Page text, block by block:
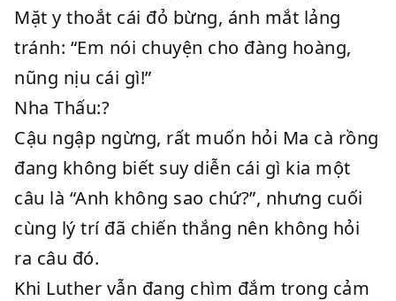
Mặt y thoắt cái đỏ bừng, ánh mắt lảng
tránh: “Em nói chuyện cho đàng hoàng,
nũng nịu cái gì!”
Nha Thấu:?
Cậu ngập ngừng, rất muốn hỏi Ma cà rồng
đang không biết suy diễn cái gì kia một
câu là “Anh không sao chứ?”, nhưng cuối
cùng lý trí đã chiến thắng nên không hỏi
ra câu đó.
Khi Luther vẫn đang chìm đắm trong cảm